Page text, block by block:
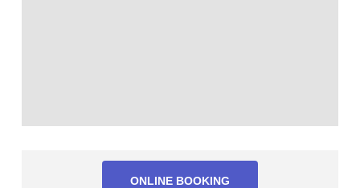
ONLINE BOOKING